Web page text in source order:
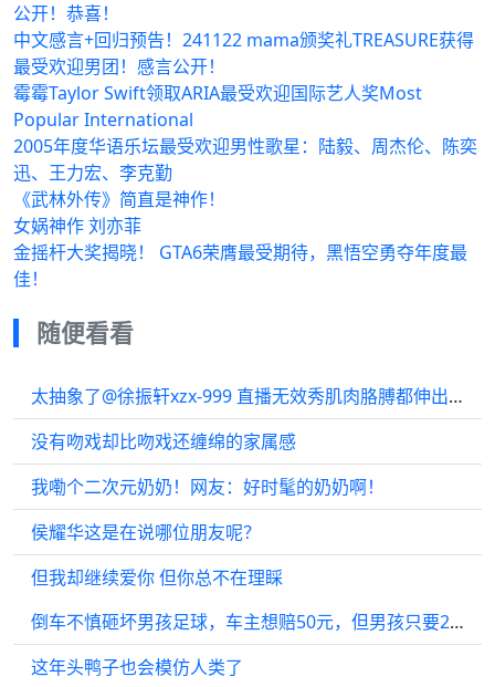
公开！恭喜！
中文感言+回归预告！241122 mama颁奖礼TREASURE获得
最受欢迎男团！感言公开！
霉霉Taylor Swift领取ARIA最受欢迎国际艺人奖Most
Popular International
2005年度华语乐坛最受欢迎男性歌星：陆毅、周杰伦、陈奕
迅、王力宏、李克勤
《武林外传》简直是神作！
女娲神作 刘亦菲
金摇杆大奖揭晓！ GTA6荣膺最受期待，黑悟空勇夺年度最
佳！
随便看看
太抽象了@徐振轩xzx-999 直播无效秀肌肉胳膊都伸出框了看了个寂寞…
没有吻戏却比吻戏还缠绵的家属感
我嘞个二次元奶奶！网友：好时髦的奶奶啊！
侯耀华这是在说哪位朋友呢？
但我却继续爱你 但你总不在理睬
倒车不慎砸坏男孩足球，车主想赔50元，但男孩只要20元
这年头鸭子也会模仿人类了